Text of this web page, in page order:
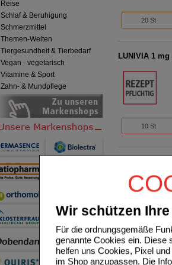
Wir schützen
Für die ordnungsgemäße
genannte Cookies ein. Diese
helfen uns Cookies, Pixel
im Shop anzupassen. Die
Reise
Schlaf & Beruhigung
Schmerzmittel
Themen-Welten
Tiergesundheit & Tierbedarf
Vegan - vegetarisch
Vitamine & Sport
Zahn- & Mundpflege
20 St
LUNIVIA 1
10 St
10 St